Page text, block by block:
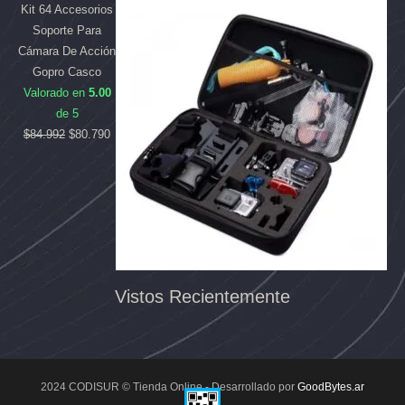
Kit 64 Accesorios
Soporte Para
Cámara De Acción
Gopro Casco
Valorado en 5.00
de 5
$84.992 $80.790
Vistos Recientemente
2024 CODISUR © Tienda Online - Desarrollado por GoodBytes.ar